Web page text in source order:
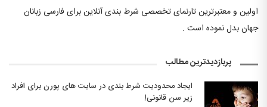
اولین و معتبرترین تارنمای تخصصی شرط بندی آنلاین برای فارسی زبانان
جهان بدل نموده است .
پربازدیدترین مطالب
ایجاد محدودیت شرط بندی در سایت های پورن برای افراد
زیر سن قانونی!